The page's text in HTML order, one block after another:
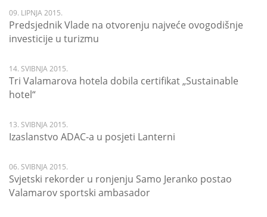
09. LIPNJA 2015.
Predsjednik Vlade na otvorenju najveće ovogodišnje
investicije u turizmu
14. SVIBNJA 2015.
Tri Valamarova hotela dobila certifikat „Sustainable
hotel“
13. SVIBNJA 2015.
Izaslanstvo ADAC-a u posjeti Lanterni
06. SVIBNJA 2015.
Svjetski rekorder u ronjenju Samo Jeranko postao
Valamarov sportski ambasador